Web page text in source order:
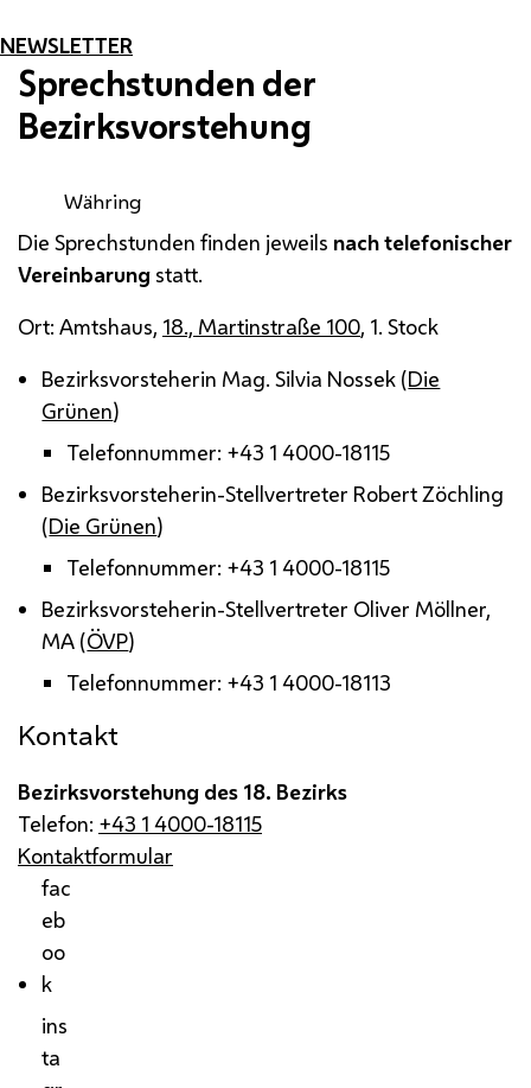
NEWSLETTER
Sprechstunden der
Bezirksvorstehung
Währing
Die Sprechstunden finden jeweils nach telefonischer
Vereinbarung statt.
Ort: Amtshaus, 18., Martinstraße 100, 1. Stock
Bezirksvorsteherin Mag. Silvia Nossek (Die
Grünen)
Telefonnummer: +43 1 4000-18115
Bezirksvorsteherin-Stellvertreter Robert Zöchling
(Die Grünen)
Telefonnummer: +43 1 4000-18115
Bezirksvorsteherin-Stellvertreter Oliver Möllner,
MA (ÖVP)
Telefonnummer: +43 1 4000-18113
Kontakt
Bezirksvorstehung des 18. Bezirks
Telefon: +43 1 4000-18115
Kontaktformular
fac
eb
oo
k
ins
ta